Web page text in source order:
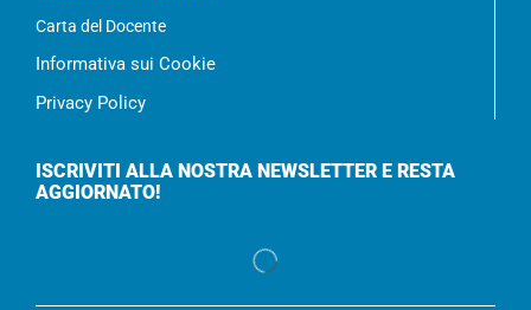
Carta del Docente
Informativa sui Cookie
Privacy Policy
ISCRIVITI ALLA NOSTRA NEWSLETTER E RESTA
AGGIORNATO!